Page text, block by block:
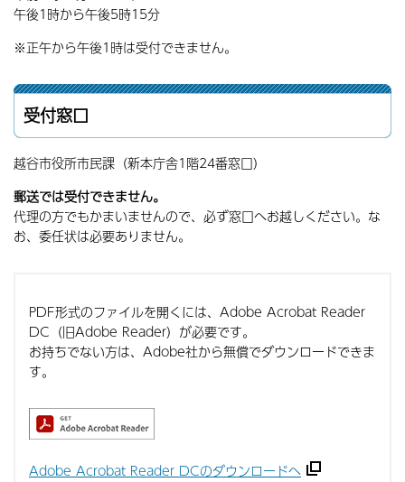
午後1時から午後5時15分
※正午から午後1時は受付できません。
受付窓口
越谷市役所市民課（新本庁舎1階24番窓口）
郵送では受付できません。
代理の方でもかまいませんので、必ず窓口へお越しください。な
お、委任状は必要ありません。
PDF形式のファイルを開くには、Adobe Acrobat Reader
DC（旧Adobe Reader）が必要です。
お持ちでない方は、Adobe社から無償でダウンロードできま
す。
Adobe Acrobat Reader DCのダウンロードへ